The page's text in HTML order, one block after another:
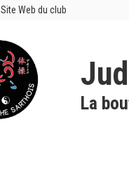
Site Web du club
La